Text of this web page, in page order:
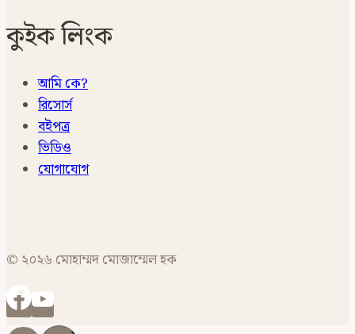
কুইক লিংক
আমি কে?
রিসোর্স
বইপত্র
ভিডিও
যোগাযোগ
© ২০২৬ মোহাম্মদ মোজাম্মেল হক